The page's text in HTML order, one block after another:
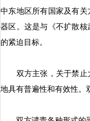
中东地区所有国家及有
器区。这是与《不扩散
的紧迫目标。
双方主张，关于禁止大
地具有普遍性和有效性。